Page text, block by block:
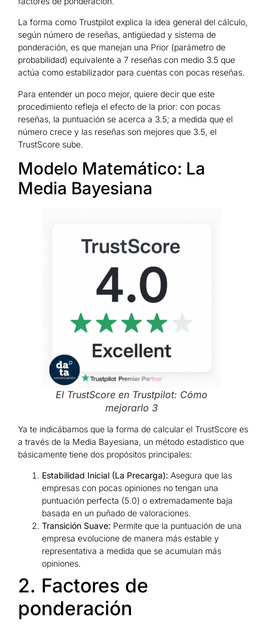
La forma como Trustpilot explica la idea general del cálculo,
según número de reseñas, antigüedad y sistema de
ponderación, es que manejan una Prior (parámetro de
probabilidad) equivalente a 7 reseñas con medio 3.5 que
actúa como estabilizador para cuentas con pocas reseñas.
Para entender un poco mejor, quiere decir que este
procedimiento refleja el efecto de la prior: con pocas
reseñas, la puntuación se acerca a 3.5; a medida que el
número crece y las reseñas son mejores que 3.5, el
TrustScore sube.
Modelo Matemático: La
Media Bayesiana
El TrustScore en Trustpilot: Cómo
mejorarlo 3
Ya te indicábamos que la forma de calcular el TrustScore es
a través de la Media Bayesiana, un método estadístico que
básicamente tiene dos propósitos principales:
Estabilidad Inicial (La Precarga): Asegura que las
empresas con pocas opiniones no tengan una
puntuación perfecta (5.0) o extremadamente baja
basada en un puñado de valoraciones.
Transición Suave: Permite que la puntuación de una
empresa evolucione de manera más estable y
representativa a medida que se acumulan más
opiniones.
2. Factores de
ponderación